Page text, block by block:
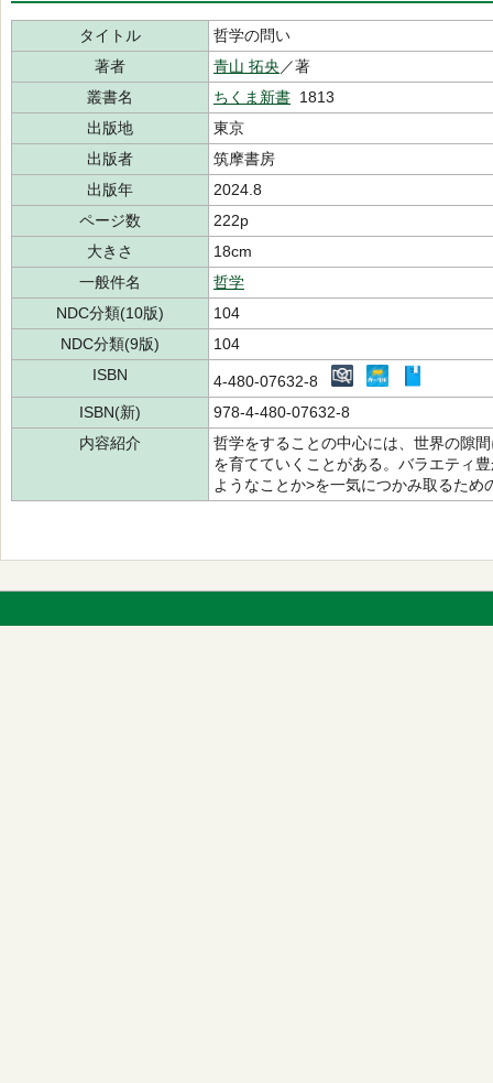
タイトル
哲学の問い
著者
青山 拓央 ／著
叢書名
ちくま新書 1813
出版地
東京
出版者
筑摩書房
出版年
2024.8
ページ数
222p
大きさ
18cm
一般件名
哲学
NDC分類(10版)
104
NDC分類(9版)
104
ISBN
4-480-07632-8
ISBN(新)
978-4-480-07632-8
内容紹介
哲学をすることの中心には、世界の隙
を育てていくことがある。バラエティ
ようなことか>を一気につかみ取るため